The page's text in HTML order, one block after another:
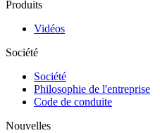
Produits
Vidéos
Société
Société
Philosophie de l'entreprise
Code de conduite
Nouvelles